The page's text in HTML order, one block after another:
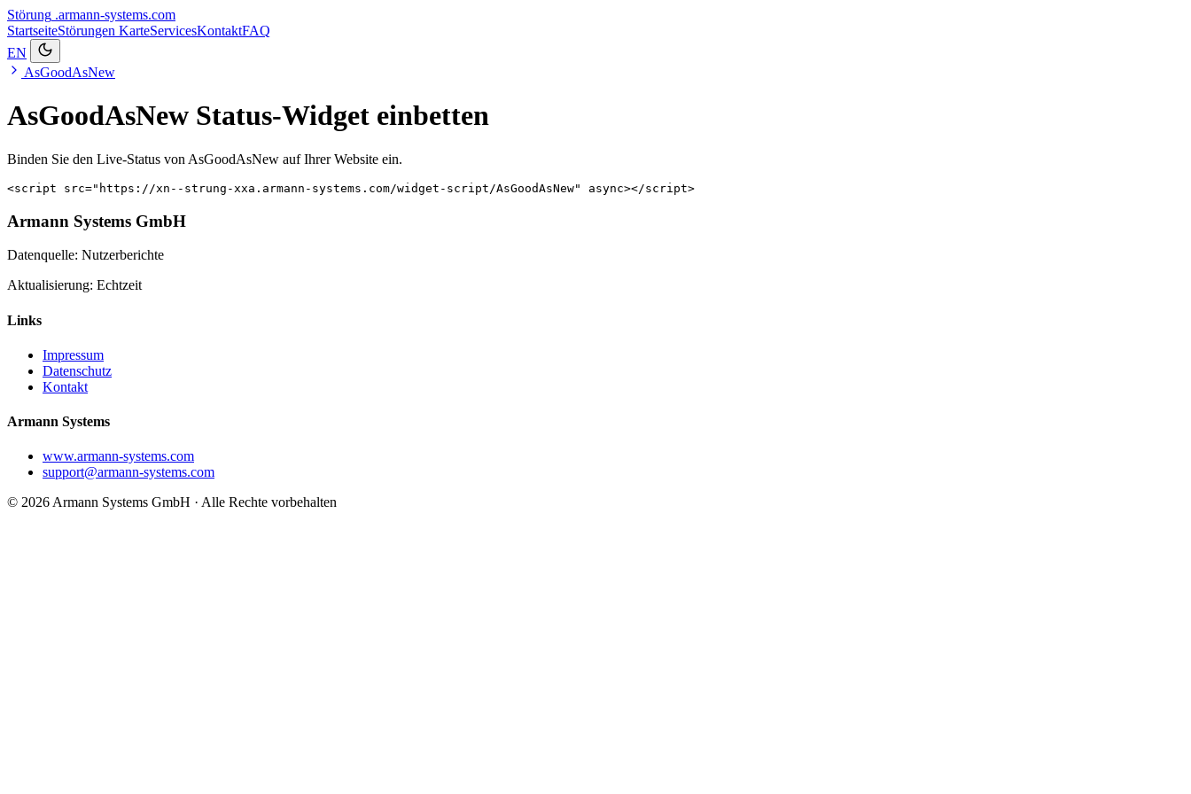
Störung .armann-systems.com
StartseiteStörungen KarteServicesKontaktFAQ
EN
AsGoodAsNew
AsGoodAsNew Status-Widget einbetten
Binden Sie den Live-Status von AsGoodAsNew auf Ihrer Website ein.
<script src="https://xn--strung-xxa.armann-systems.com/widget-script/AsGoodAsNew" async></script>
Armann Systems GmbH
Datenquelle: Nutzerberichte
Aktualisierung: Echtzeit
Links
Impressum
Datenschutz
Kontakt
Armann Systems
www.armann-systems.com
support@armann-systems.com
© 2026 Armann Systems GmbH · Alle Rechte vorbehalten